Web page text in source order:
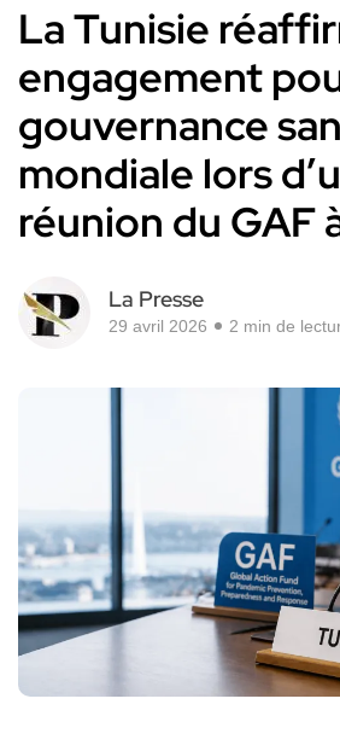
La Tunisie
engagement
gouvernance
mondiale lors
réunion du GAF
La Presse
29 avril 2026 2 min de